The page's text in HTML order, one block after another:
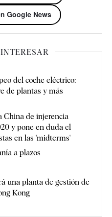
Google News
del coche eléctrico:
de plantas y más
China de injerencia
y pone en duda el
en las 'midterms'
a plazos
una planta de gestión de
Kong